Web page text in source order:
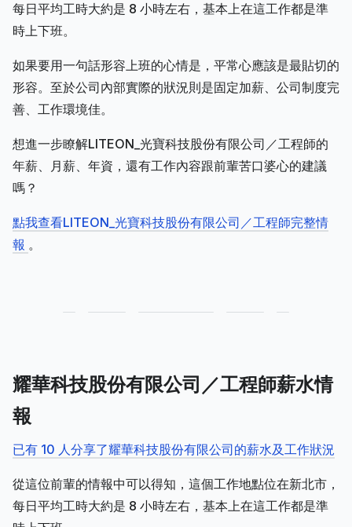
每日平均工時大約是 8 小時左右，基本上在這工作都是準
時上下班。
如果要用一句話形容上班的心情是，平常心應該是最貼切的
形容。至於公司內部實際的狀況則是固定加薪、公司制度完
善、工作環境佳。
想進一步瞭解LITEON_光寶科技股份有限公司／工程師的
年薪、月薪、年資，還有工作內容跟前輩苦口婆心的建議
嗎？
點我查看LITEON_光寶科技股份有限公司／工程師完整情
報 。
耀華科技股份有限公司／工程師薪水情
報
已有 10 人分享了耀華科技股份有限公司的薪水及工作狀況
從這位前輩的情報中可以得知，這個工作地點位在新北市，
每日平均工時大約是 8 小時左右，基本上在這工作都是準